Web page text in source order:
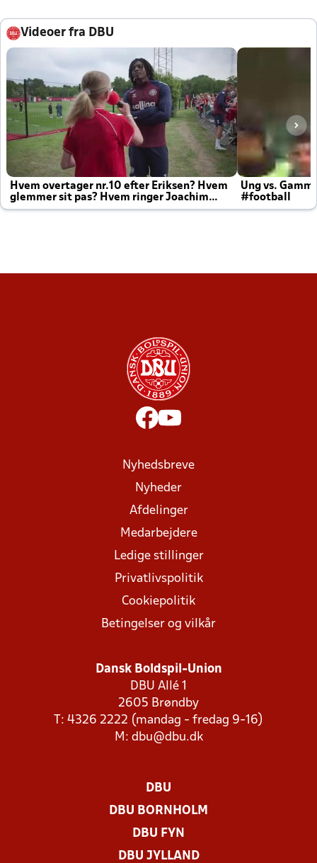
Videoer fra DBU
Hvem overtager nr.10 efter Eriksen? Hvem
glemmer sit pas? Hvem ringer Joachim
altid til efter kampe?
Ung vs.
#football
Nyhedsbreve
Nyheder
Afdelinger
Medarbejdere
Ledige stillinger
Privatlivspolitik
Cookiepolitik
Betingelser og vilkår
Dansk Boldspil-Union
DBU Allé 1
2605 Brøndby
T: 4326 2222 (mandag - fredag 9-16)
M: dbu@dbu.dk
DBU
DBU BORNHOLM
DBU FYN
DBU JYLLAND